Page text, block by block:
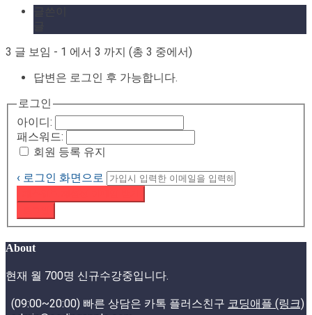
3 글 보임 - 1 에서 3 까지 (총 3 중에서)
답변은 로그인 후 가능합니다.
로그인
아이디:
패스워드:
회원 등록 유지
‹ 로그인 화면으로
About
현재 월 700명 신규수강중입니다.
(09:00~20:00) 빠른 상담은 카톡 플러스친구 코딩애플 (링크)